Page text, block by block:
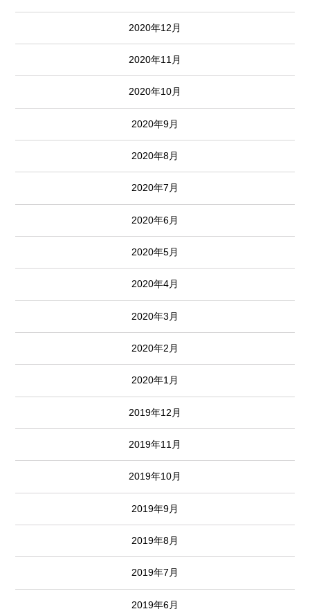
2020年12月
2020年11月
2020年10月
2020年9月
2020年8月
2020年7月
2020年6月
2020年5月
2020年4月
2020年3月
2020年2月
2020年1月
2019年12月
2019年11月
2019年10月
2019年9月
2019年8月
2019年7月
2019年6月